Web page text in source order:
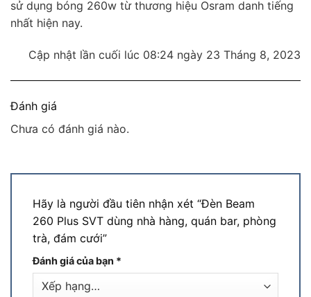
sử dụng bóng 260w từ thương hiệu Osram danh tiếng
nhất hiện nay.
Cập nhật lần cuối lúc 08:24 ngày 23 Tháng 8, 2023
Đánh giá
Chưa có đánh giá nào.
Hãy là người đầu tiên nhận xét “Đèn Beam
260 Plus SVT dùng nhà hàng, quán bar, phòng
trà, đám cưới”
Đánh giá của bạn *